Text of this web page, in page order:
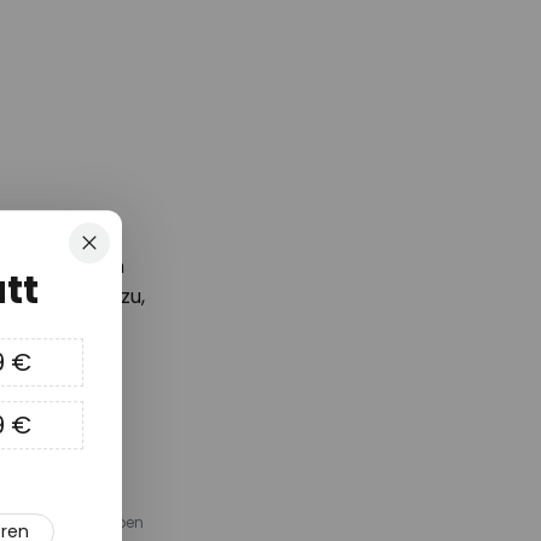
die neusten
zu,
Sortiment Lampen
Schließen
€
€